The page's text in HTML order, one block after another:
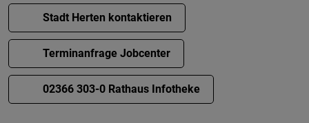
Stadt Herten kontaktieren
Terminanfrage Jobcenter
02366 303-0 Rathaus Infotheke